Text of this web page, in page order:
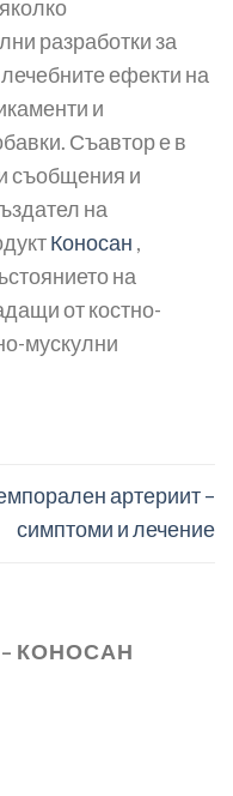
разработки за
ефекти на
и
Съавтор е в
съобщения и
на
Коносан ,
на
от костно-
мускулни
артериит –
симптоми и лечение
КОНОСАН